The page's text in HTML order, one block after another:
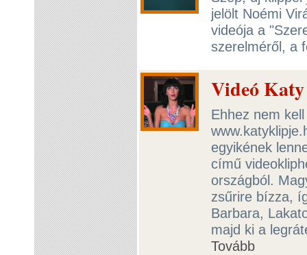
jelölt Noémi
videója a
szerelméről, a
Videó
Ehhez nem
egyikének
című
országból.
zsűrire bízza,
Barbara,
majd ki a
Tovább